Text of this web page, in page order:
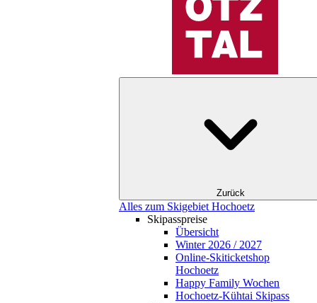
Zurück
Alles zum Skigebiet Hochoetz
Skipasspreise
Übersicht
Winter 2026 / 2027
Online-Skiticketshop
Hochoetz
Happy Family Wochen
Hochoetz-Kühtai Skipass